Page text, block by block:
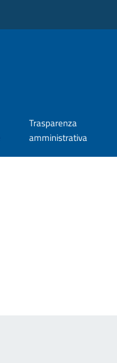
Trasparenza
amministrativa